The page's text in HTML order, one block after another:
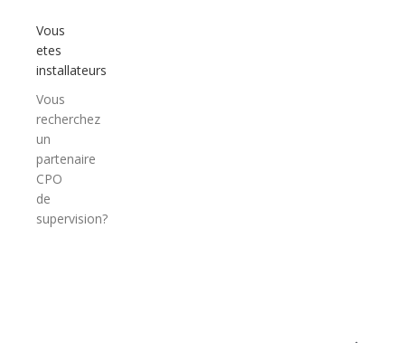
Vous
etes
installateurs
Vous
recherchez
un
partenaire
CPO
de
supervision?